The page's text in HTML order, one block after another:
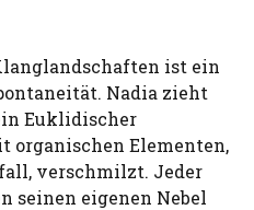
ist ein
Nadia zieht
Euklidischer
organischen Elementen,
verschmilzt. Jeder
seinen eigenen Nebel